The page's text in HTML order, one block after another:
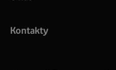
Kontakty